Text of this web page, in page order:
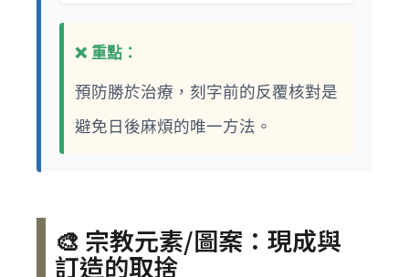
❌ 重點：
預防勝於治療，刻字前的反覆核對是
避免日後麻煩的唯一方法。
🎨 宗教元素/圖案：現成與
訂造的取捨